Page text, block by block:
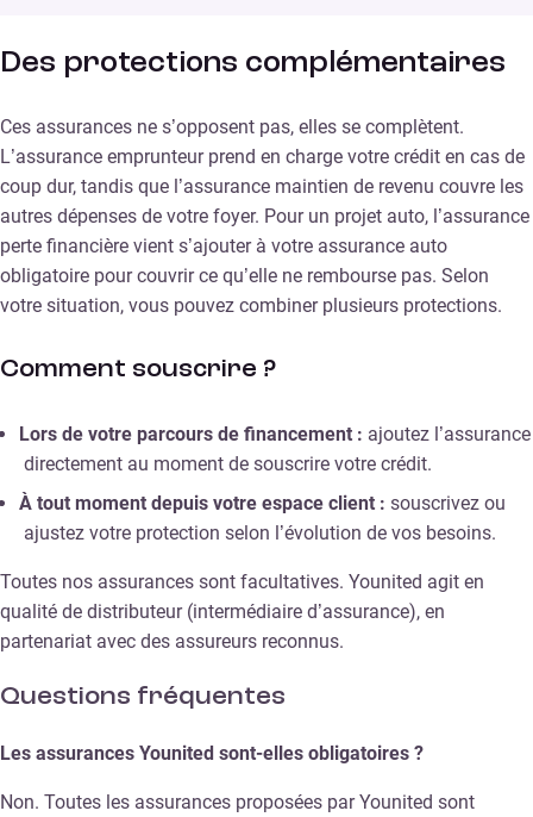
Des protections complémentaires
Ces assurances ne s’opposent pas, elles se complètent.
L’assurance emprunteur prend en charge votre crédit en cas de
coup dur, tandis que l’assurance maintien de revenu couvre les
autres dépenses de votre foyer. Pour un projet auto, l’assurance
perte financière vient s’ajouter à votre assurance auto
obligatoire pour couvrir ce qu’elle ne rembourse pas. Selon
votre situation, vous pouvez combiner plusieurs protections.
Comment souscrire ?
Lors de votre parcours de financement : ajoutez l’assurance
directement au moment de souscrire votre crédit.
À tout moment depuis votre espace client : souscrivez ou
ajustez votre protection selon l’évolution de vos besoins.
Toutes nos assurances sont facultatives. Younited agit en
qualité de distributeur (intermédiaire d’assurance), en
partenariat avec des assureurs reconnus.
Questions fréquentes
Les assurances Younited sont-elles obligatoires ?
Non. Toutes les assurances proposées par Younited sont